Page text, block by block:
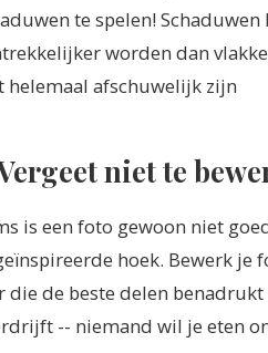
te spelen!
worden dan
helemaal afschuwelijk zijn
niet te
is een foto gewoon niet
hoek. Bewerk je
die de beste delen
-- niemand wil je eten